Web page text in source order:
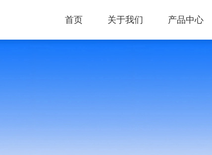
首页 关于我们 产品中心